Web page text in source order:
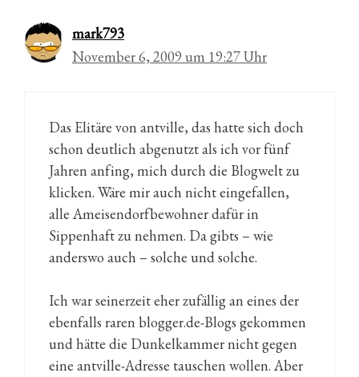
mark793
November 6, 2009 um 19:27 Uhr
Das Elitäre von antville, das hatte sich doch
schon deutlich abgenutzt als ich vor fünf
Jahren anfing, mich durch die Blogwelt zu
klicken. Wäre mir auch nicht eingefallen,
alle Ameisendorfbewohner dafür in
Sippenhaft zu nehmen. Da gibts – wie
anderswo auch – solche und solche.
Ich war seinerzeit eher zufällig an eines der
ebenfalls raren blogger.de-Blogs gekommen
und hätte die Dunkelkammer nicht gegen
eine antville-Adresse tauschen wollen. Aber